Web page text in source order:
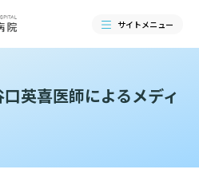
サイトメニュー
英喜医師によるメディ